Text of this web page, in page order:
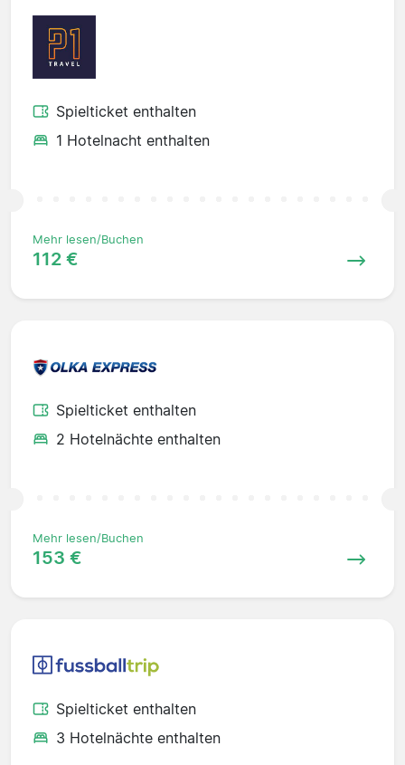
Spielticket enthalten
1 Hotelnacht enthalten
Mehr lesen/Buchen
112 €
Spielticket enthalten
2 Hotelnächte enthalten
Mehr lesen/Buchen
153 €
Spielticket enthalten
3 Hotelnächte enthalten